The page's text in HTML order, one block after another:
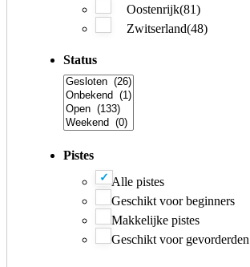
Oostenrijk(81)
Zwitserland(48)
Status
Pistes
Alle pistes
Geschikt voor beginners
Makkelijke pistes
Geschikt voor gevorderden